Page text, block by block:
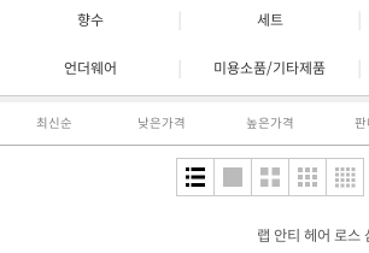
향수 세트
언더웨어 미용소품/기타제품
최신순 낮은가격 높은가격 판
랩 안티 헤어 로스